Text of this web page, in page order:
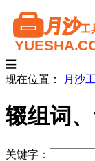
☰
现在位置：
月沙
辍组词
关键字：